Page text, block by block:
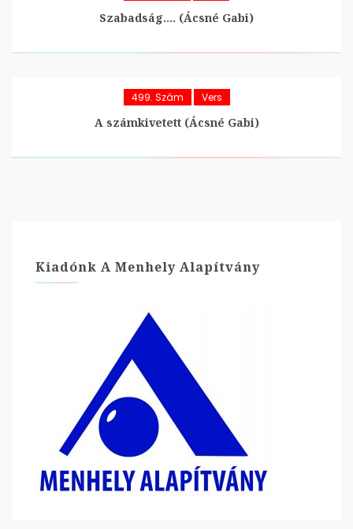
Szabadság…. (Ácsné Gabi)
499. Szám Vers
A számkivetett (Ácsné Gabi)
Kiadónk A Menhely Alapítvány